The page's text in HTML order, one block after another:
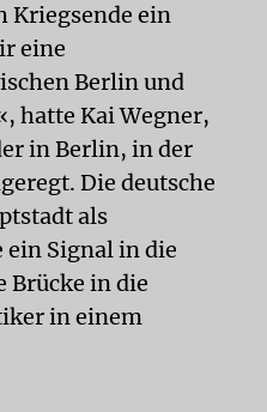
Kriegsende ein
eine
Berlin und
hatte Kai Wegner,
in Berlin, in der
Die deutsche
als
ein Signal in die
Brücke in die
in einem